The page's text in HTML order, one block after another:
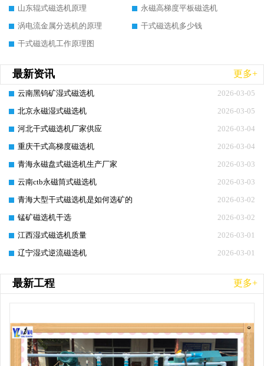
山东辊式磁选机原理
永磁高梯度平板磁选机
涡电流金属分选机的原理
干式磁选机多少钱
干式磁选机工作原理图
最新资讯 更多+
2026-03-05
云南黑钨矿湿式磁选机
2026-03-05
北京永磁湿式磁选机
2026-03-04
河北干式磁选机厂家供应
2026-03-04
重庆干式高梯度磁选机
2026-03-03
青海永磁盘式磁选机生产厂家
2026-03-03
云南ctb永磁筒式磁选机
2026-03-02
青海大型干式磁选机是如何选矿的
2026-03-02
锰矿磁选机干选
2026-03-01
江西湿式磁选机质量
2026-03-01
辽宁湿式逆流磁选机
最新工程 更多+